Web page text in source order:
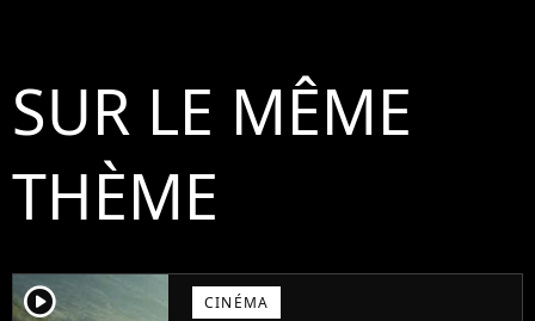
SUR LE MÊME
THÈME
player2 CINÉMA